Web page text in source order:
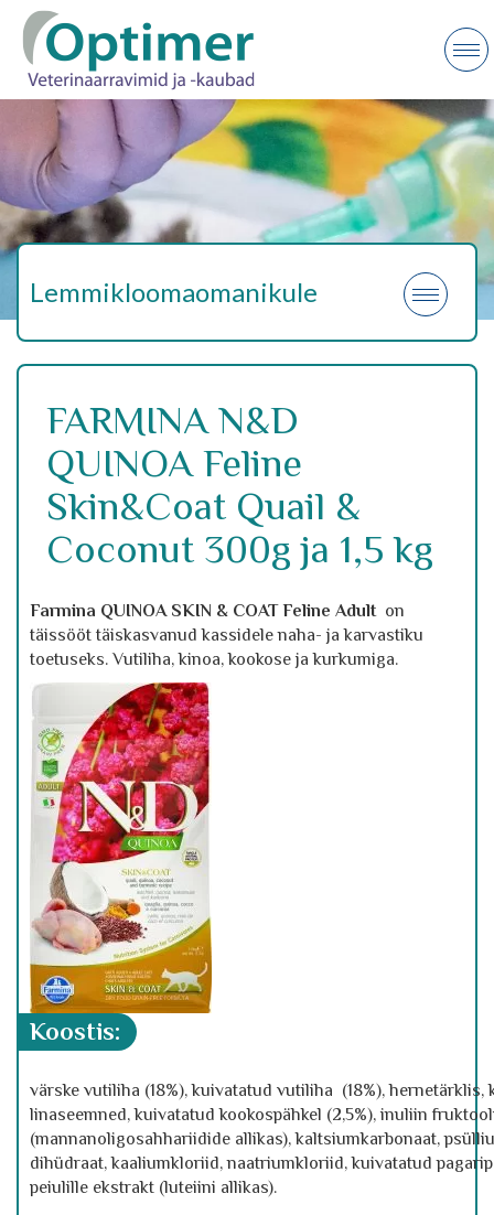
Lemmikloomaomanikule
FARMINA N&D
QUINOA Feline
Skin&Coat Quail &
Coconut 300g ja 1,5 kg
Farmina QUINOA SKIN & COAT Feline Adult on
täissööt täiskasvanud kassidele naha- ja karvastiku
toetuseks. Vutiliha, kinoa, kookose ja kurkumiga.
koostis:
värske vutiliha (18%), kuivatatud vutiliha (18%), hernetärklis,
linaseemned, kuivatatud kookospähkel (2,5%), inuliin
(mannanoligosahhariidide allikas), kaltsiumkarbonaat,
dihüdraat, kaaliumkloriid, naatriumkloriid, kuivatatud
peiulille ekstrakt (luteiini allikas).